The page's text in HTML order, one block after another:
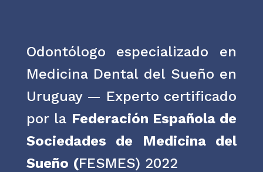
Odontólogo especializado en
Medicina Dental del Sueño en
Uruguay — Experto certificado
por la Federación Española de
Sociedades de Medicina del
Sueño (FESMES) 2022